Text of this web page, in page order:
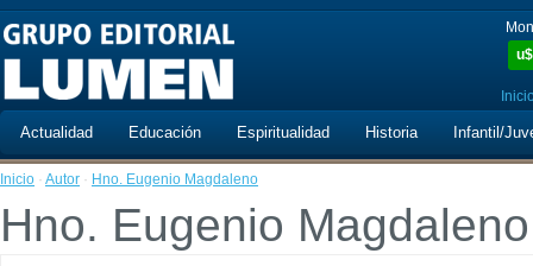
u$
Actualidad Educación Espiritualidad Historia Infantil/
Inicio · Autor · Hno. Eugenio Magdaleno
Hno. Eugenio Magdaleno